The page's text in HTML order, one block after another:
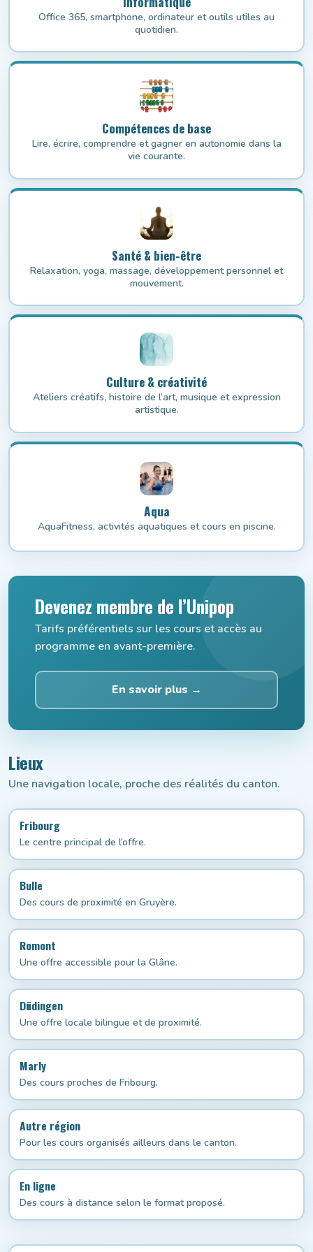
Office 365, smartphone, ordinateur et outils utiles au
quotidien.
Compétences de base
Lire, écrire, comprendre et gagner en autonomie dans la
vie courante.
Santé & bien-être
Relaxation, yoga, massage, développement personnel et
mouvement.
Culture & créativité
Ateliers créatifs, histoire de l’art, musique et expression
artistique.
Aqua
AquaFitness, activités aquatiques et cours en piscine.
Devenez membre de l’Unipop
Tarifs préférentiels sur les cours et accès au
programme en avant-première.
En savoir plus →
Lieux
Une navigation locale, proche des réalités du canton.
Fribourg
Le centre principal de l’offre.
Bulle
Des cours de proximité en Gruyère.
Romont
Une offre accessible pour la Glâne.
Düdingen
Une offre locale bilingue et de proximité.
Marly
Des cours proches de Fribourg.
Autre région
Pour les cours organisés ailleurs dans le canton.
En ligne
Des cours à distance selon le format proposé.